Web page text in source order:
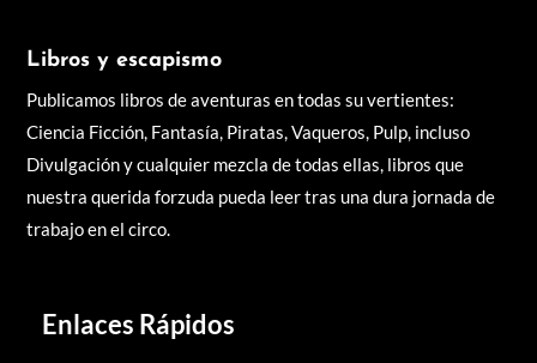
Libros y escapismo
Publicamos libros de aventuras en todas su vertientes:
Ciencia Ficción, Fantasía, Piratas, Vaqueros, Pulp, incluso
Divulgación y cualquier mezcla de todas ellas, libros que
nuestra querida forzuda pueda leer tras una dura jornada de
trabajo en el circo.
Enlaces Rápidos